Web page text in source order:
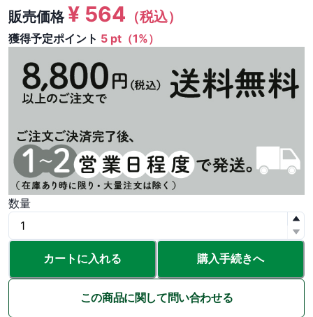
販売価格¥ 564 （税込）
獲得予定ポイント 5 pt（1%）
数量
カートに入れる 購入手続きへ
この商品に関して問い合わせる